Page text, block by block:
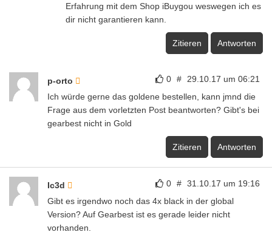
Erfahrung mit dem Shop iBuygou weswegen ich es
dir nicht garantieren kann.
Zitieren Antworten
0 # 29.10.17 um 06:21
p-orto
Ich würde gerne das goldene bestellen, kann jmnd die
Frage aus dem vorletzten Post beantworten? Gibt's bei
gearbest nicht in Gold
Zitieren Antworten
0 # 31.10.17 um 19:16
Ic3d
Gibt es irgendwo noch das 4x black in der global
Version? Auf Gearbest ist es gerade leider nicht
vorhanden.